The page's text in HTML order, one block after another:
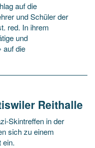
auf die
und Schüler der
red. In ihrem
und
auf die
Reithalle
Skintreffen in der
sich zu einem
ein.